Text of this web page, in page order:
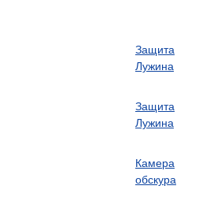
Защита
Лужина
Защита
Лужина
Камера
обскура